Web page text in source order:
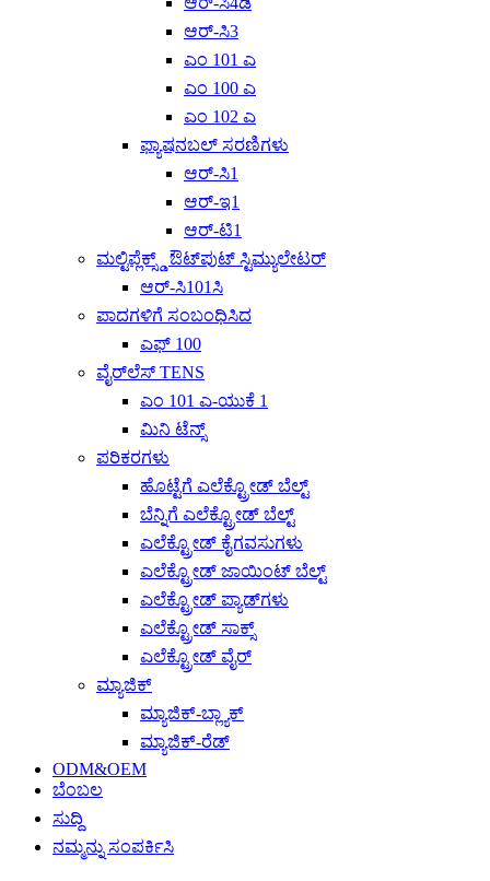
ಆರ್-ಸಿ3
ಎಂ 101 ಎ
ಎಂ 100 ಎ
ಎಂ 102 ಎ
ಫ್ಯಾಷನಬಲ್ ಸರಣಿಗಳು
ಆರ್-ಸಿ1
ಆರ್-ಇ1
ಆರ್-ಟಿ1
ಮಲ್ಟಿಪ್ಲೆಕ್ಸ್ಡ್ ಔಟ್‌ಪುಟ್ ಸ್ಟಿಮ್ಯುಲೇಟರ್
ಆರ್-ಸಿ101ಸಿ
ಪಾದಗಳಿಗೆ ಸಂಬಂಧಿಸಿದ
ಎಫ್ 100
ವೈರ್‌ಲೆಸ್ TENS
ಎಂ 101 ಎ-ಯುಕೆ 1
ಮಿನಿ ಟೆನ್ಸ್
ಪರಿಕರಗಳು
ಹೊಟ್ಟೆಗೆ ಎಲೆಕ್ಟ್ರೋಡ್ ಬೆಲ್ಟ್
ಬೆನ್ನಿಗೆ ಎಲೆಕ್ಟ್ರೋಡ್ ಬೆಲ್ಟ್
ಎಲೆಕ್ಟ್ರೋಡ್ ಕೈಗವಸುಗಳು
ಎಲೆಕ್ಟ್ರೋಡ್ ಜಾಯಿಂಟ್ ಬೆಲ್ಟ್
ಎಲೆಕ್ಟ್ರೋಡ್ ಪ್ಯಾಡ್‌ಗಳು
ಎಲೆಕ್ಟ್ರೋಡ್ ಸಾಕ್ಸ್
ಎಲೆಕ್ಟ್ರೋಡ್ ವೈರ್
ಮ್ಯಾಜಿಕ್
ಮ್ಯಾಜಿಕ್-ಬ್ಲ್ಯಾಕ್
ಮ್ಯಾಜಿಕ್-ರೆಡ್
ODM&OEM
ಬೆಂಬಲ
ಸುದ್ದಿ
ನಮ್ಮನ್ನು ಸಂಪರ್ಕಿಸಿ